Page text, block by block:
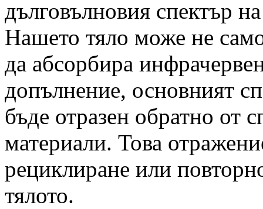
дълговълновия спектър
Нашето тяло може не
да абсорбира
допълнение, основният
бъде отразен обратно от
материали. Това
рециклиране или
тялото.